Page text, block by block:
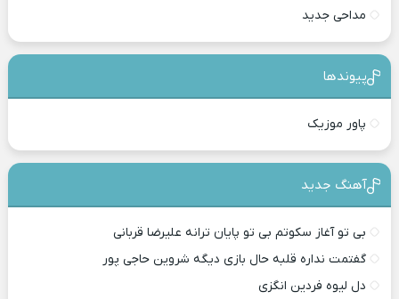
مداحی جدید
پیوندها
پاور موزیک
آهنگ جدید
بی تو آغاز سکوتم بی تو پایان ترانه علیرضا قربانی
گفتمت نداره قلبه حال بازی دیگه شروین حاجی پور
دل لیوه فردین انگزی